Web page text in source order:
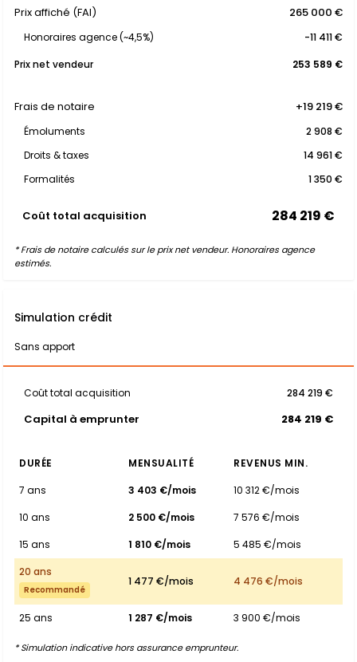
Prix affiché (FAI) 265 000 €
Honoraires agence (~4,5%)
-11 411 €
Prix net vendeur
253 589 €
Frais de notaire +19 219 €
Émoluments
2 908 €
Droits & taxes
14 961 €
Formalités
1 350 €
Coût total acquisition 284 219 €
* Frais de notaire calculés sur le prix net vendeur. Honoraires agence
estimés.
Simulation crédit
Sans apport
Coût total acquisition 284 219 €
Capital à emprunter 284 219 €
DURÉE MENSUALITÉ
REVENUS MIN.
7 ans
3 403 €/mois
10 312 €/mois
10 ans
2 500 €/mois
7 576 €/mois
15 ans
1 810 €/mois
5 485 €/mois
20 ans
Recommandé
1 477 €/mois 4 476 €/mois
25 ans 1 287 €/mois 3 900 €/mois
* Simulation indicative hors assurance emprunteur.